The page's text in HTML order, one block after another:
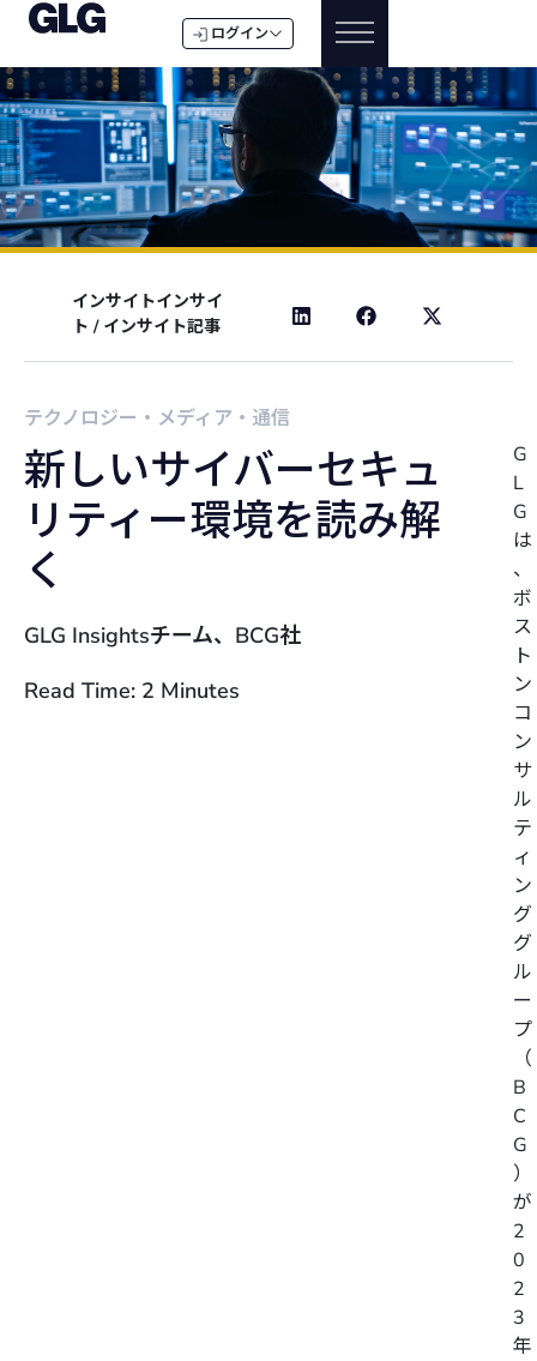
ログイン
インサイトインサイ
ト / インサイト記事
テクノロジー・メディア・通信
新しいサイバーセキュ
リティー環境を読み解
く
GLG Insightsチーム、BCG社
Read Time: 2 Minutes
G
L
G
は
、
ボ
ス
ト
ン
コ
ン
サ
ル
テ
ィ
ン
グ
グ
ル
ー
プ
（
B
C
G
）
が
2
0
2
3
年